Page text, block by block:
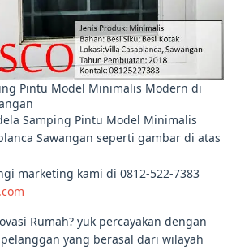
Pintu Model Minimalis Modern di
Samping Pintu Model Minimalis
Sawangan seperti gambar di atas
marketing kami di 0812-522-7383
Rumah? yuk percayakan dengan
yang berasal dari wilayah